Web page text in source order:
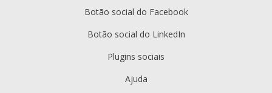
Botão social do Facebook
Botão social do LinkedIn
Plugins sociais
Ajuda